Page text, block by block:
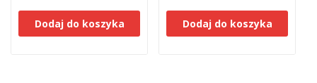
Dodaj do koszyka Dodaj do koszyka